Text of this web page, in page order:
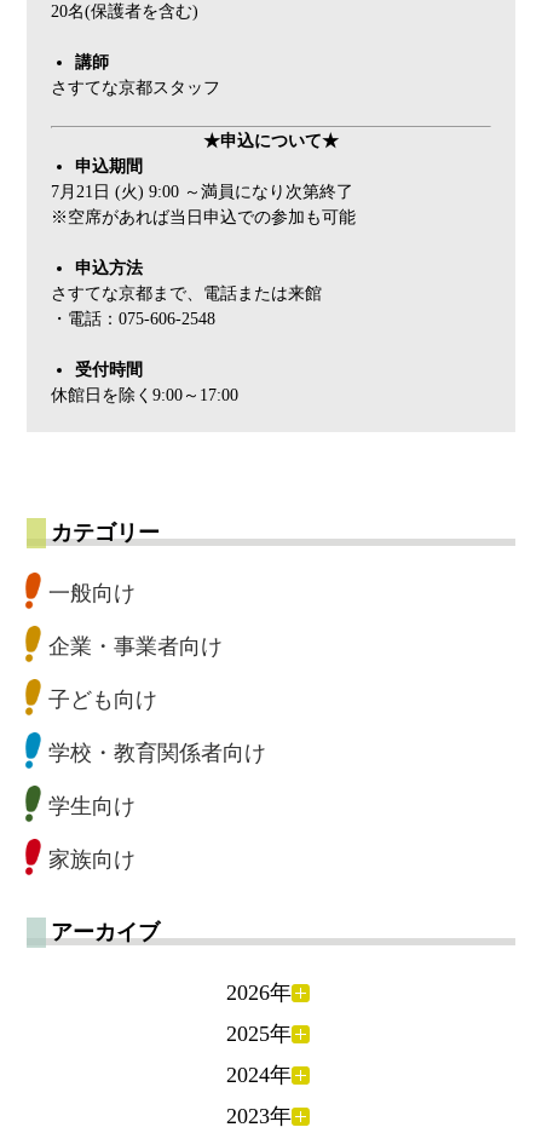
20名(保護者を含む)
講師
さすてな京都スタッフ
★申込について★
申込期間
7月21日 (火) 9:00 ～満員になり次第終了
※空席があれば当日申込での参加も可能
申込方法
さすてな京都まで、電話または来館
・電話：075-606-2548
受付時間
休館日を除く9:00～17:00
カテゴリー
一般向け
企業・事業者向け
子ども向け
学校・教育関係者向け
学生向け
家族向け
アーカイブ
2026年
2025年
2024年
2023年